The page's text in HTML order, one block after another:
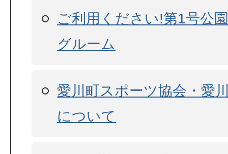
ご利用ください!第1号公
グルーム
愛川町スポーツ協会・愛
について